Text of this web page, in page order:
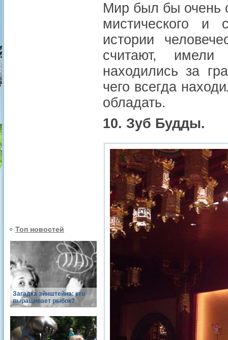
Топ новостей
Загадка эйнштейна: кто
выращивает рыбок?
Мир был бы очень
мистического и
истории
считают, имели
находились за
чего всегда
обладать.
10. Зуб Будды.